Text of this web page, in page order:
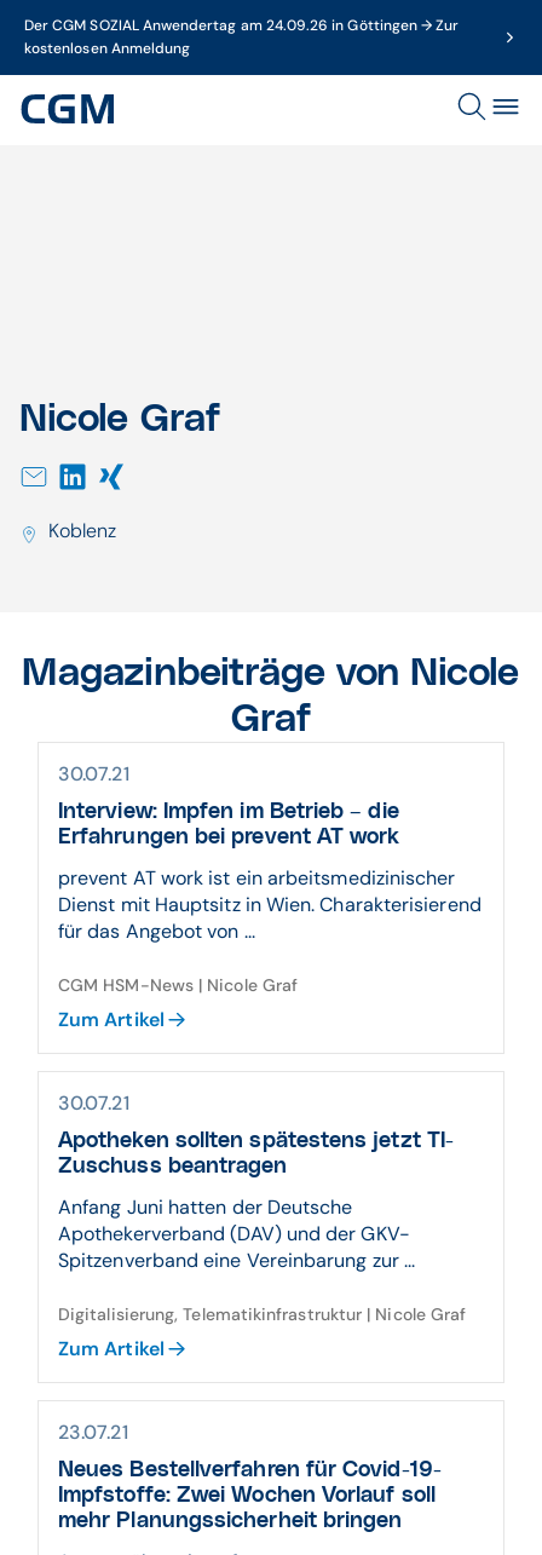
Der CGM SOZIAL Anwendertag am 24.09.26 in Göttingen → Zur
kostenlosen Anmeldung
Nicole Graf
Nicole Graf
Koblenz
Magazinbeiträge von Nicole
Graf
30.07.21
Interview: Impfen im Betrieb – die
Erfahrungen bei prevent AT work
prevent AT work ist ein arbeitsmedizinischer
Dienst mit Hauptsitz in Wien. Charakterisierend
für das Angebot von ...
CGM HSM-News | Nicole Graf
Zum Artikel
30.07.21
Apotheken sollten spätestens jetzt TI-
Zuschuss beantragen
Anfang Juni hatten der Deutsche
Apothekerverband (DAV) und der GKV-
Spitzenverband eine Vereinbarung zur ...
Digitalisierung, Telematikinfrastruktur | Nicole Graf
Zum Artikel
23.07.21
Neues Bestellverfahren für Covid-19-
Impfstoffe: Zwei Wochen Vorlauf soll
mehr Planungssicherheit bringen